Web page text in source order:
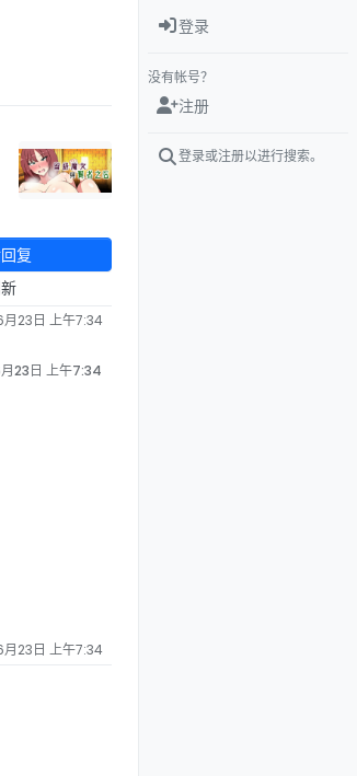
复
23日 上午7:34
23日 上午7:34
23日 上午7:34
登录
没有帐号？
注册
登录或注册以进行搜索。